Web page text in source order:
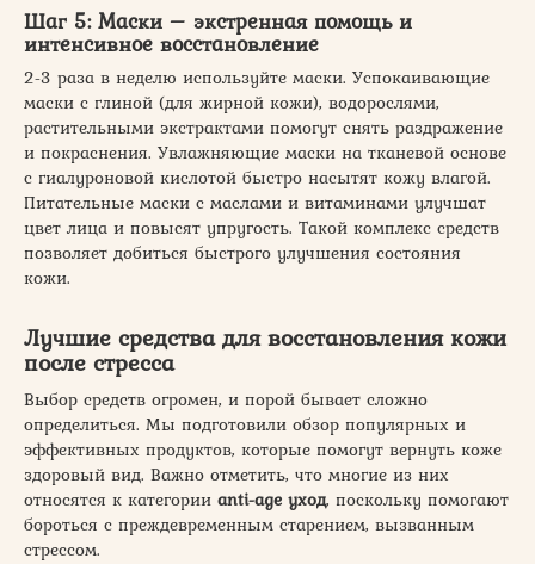
Шаг 5: Маски – экстренная помощь и
интенсивное восстановление
2-3 раза в неделю используйте маски. Успокаивающие
маски с глиной (для жирной кожи), водорослями,
растительными экстрактами помогут снять раздражение
и покраснения. Увлажняющие маски на тканевой основе
с гиалуроновой кислотой быстро насытят кожу влагой.
Питательные маски с маслами и витаминами улучшат
цвет лица и повысят упругость. Такой комплекс средств
позволяет добиться быстрого улучшения состояния
кожи.
Лучшие средства для восстановления кожи
после стресса
Выбор средств огромен, и порой бывает сложно
определиться. Мы подготовили обзор популярных и
эффективных продуктов, которые помогут вернуть коже
здоровый вид. Важно отметить, что многие из них
относятся к категории anti-age уход, поскольку помогают
бороться с преждевременным старением, вызванным
стрессом.